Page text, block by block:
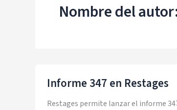
Nombre del
Informe 347 en Restages
Restages permite lanzar el informe